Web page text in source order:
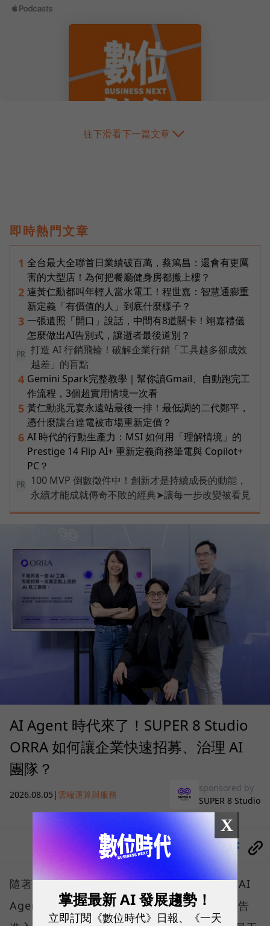
往下滑看下一篇文章
即時熱門文章
1 全台最大全聯首日業績破百萬，蔡篤昌：還會有更厲
害的大型店！為何把餐廳健身房都搬上樓？
2 連黃仁勳都叫年輕人當水電工！程世嘉：智慧通膨重
新定義「有價值的人」到底什麼樣子？
3 一張遺照「開口」說話，中間有8道關卡！翊嘉禮儀
怎麼做出AI告別式，讓逝者最後道別？
PR
打造 AI 行銷飛輪！破解企業行銷「工具越多卻成效
越差」的盲點
4 Gemini Spark完整教學｜幫你讀Gmail、自動跑完工
作流程，3個超實用情境一次看
5 黃仁勳兆元宴永遠站最後一排！最低調的二代鄭平，
憑什麼讓台達電被市場重新定價？
6 AI 時代的行動生產力：MSI 如何用「理解情境」的
Prestige 14 Flip AI+ 重新定義商務筆電與 Copilot+
PC？
PR
100 MVP 倒數徵件中！創新才是持續成長的動能，
永續才能成就傳奇不敗的經典➤讓每一步改變被看見
AI Agent 時代來了！SUPER 8 Studio
ORRA 如何讓企業快速招募、治理 AI
團隊？
2026.08.05 | 雲端運算與服務
sponsored by
SUPER 8 Studio
隨著微軟、Google、AWS 等巨頭紛紛喊出「AI
Agent將接管工作流程」，企業營運已正式宣告
X
掌握最新 AI 發展趨勢！
立即訂閱《數位時代》日報、《一天